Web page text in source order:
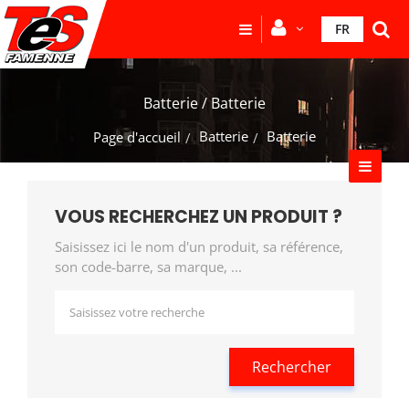
FR
Batterie / Batterie
Page d'accueil Batterie Batterie
VOUS RECHERCHEZ UN PRODUIT ?
Saisissez ici le nom d'un produit, sa référence,
son code-barre, sa marque, ...
Rechercher